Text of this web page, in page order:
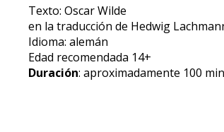
Texto: Oscar Wilde
en la traducción de Hedwig
Idioma: alemán
Edad recomendada 14+
Duración: aproximadamente 100